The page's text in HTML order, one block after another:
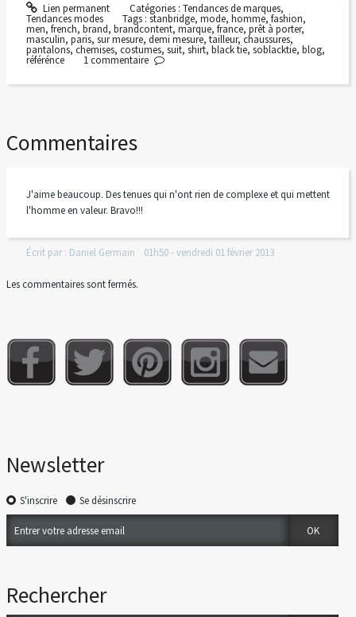
Lien permanent Catégories : Tendances de marques,
Tendances modes Tags :stanbridge,mode,homme,fashion,
men, french, brand, brandcontent, marque, france, prêt à porter,
masculin, paris, sur mesure, demi mesure, tailleur, chaussures,
pantalons, chemises, costumes, suit, shirt, black tie, soblacktie, blog,
référénce 1commentaire
Commentaires
J'aime beaucoup. Des tenues qui n'ont rien de complexe et qui mettent
l'homme en valeur. Bravo!!!
Écrit par : Daniel Germain 01h50-vendredi 01février 2013
Les commentaires sont fermés.
Newsletter
S'inscrire Se désinscrire
Rechercher